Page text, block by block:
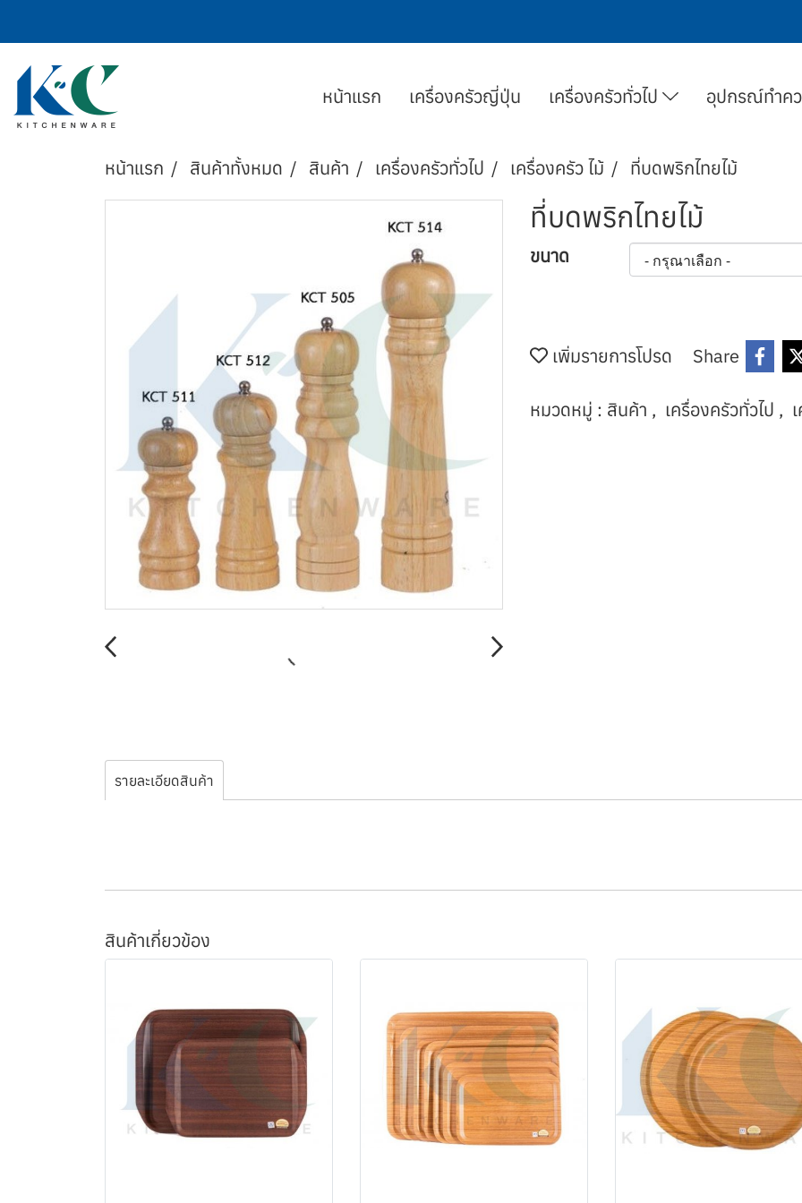
หน้าแรก เครื่องครัวญี่ปุ่น เครื่องครัวทั่วไป อุปกรณ์ทำคว
หน้าแรก สินค้าทั้งหมด สินค้า เครื่องครัวทั่วไป เครื่องครัว ไม้ ที่บดพริกไทยไม้
ที่บดพริกไทยไม้
ขนาด
เพิ่มรายการโปรด Share
หมวดหมู่ : สินค้า , เครื่องครัวทั่วไป ,
รายละเอียดสินค้า
สินค้าเกี่ยวข้อง